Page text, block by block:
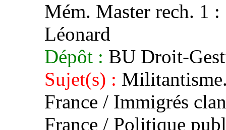
Mém. Master rech. 1
Léonard
Dépôt : BU Droit-
Sujet(s) :
France / Immigrés
France / Politique